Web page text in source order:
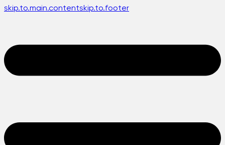
skip.to.main.contentskip.to.footer